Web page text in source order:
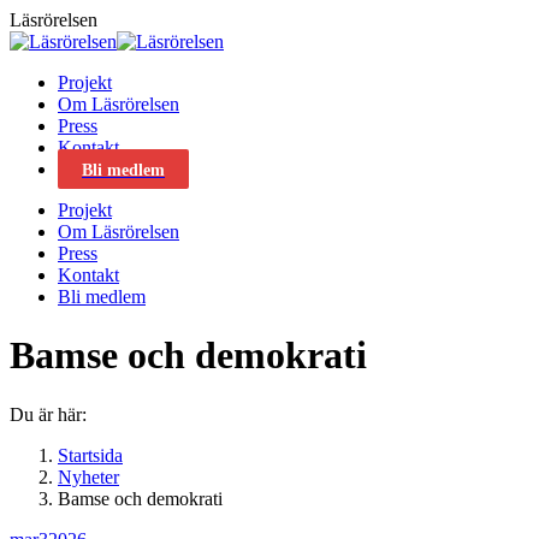
Skip
to
Läsrörelsen
Projekt
Om Läsrörelsen
Press
Kontakt
Bli medlem
Projekt
Om Läsrörelsen
Press
Kontakt
Bli medlem
Bamse och demokrati
Du är här:
Startsida
Nyheter
Bamse och demokrati